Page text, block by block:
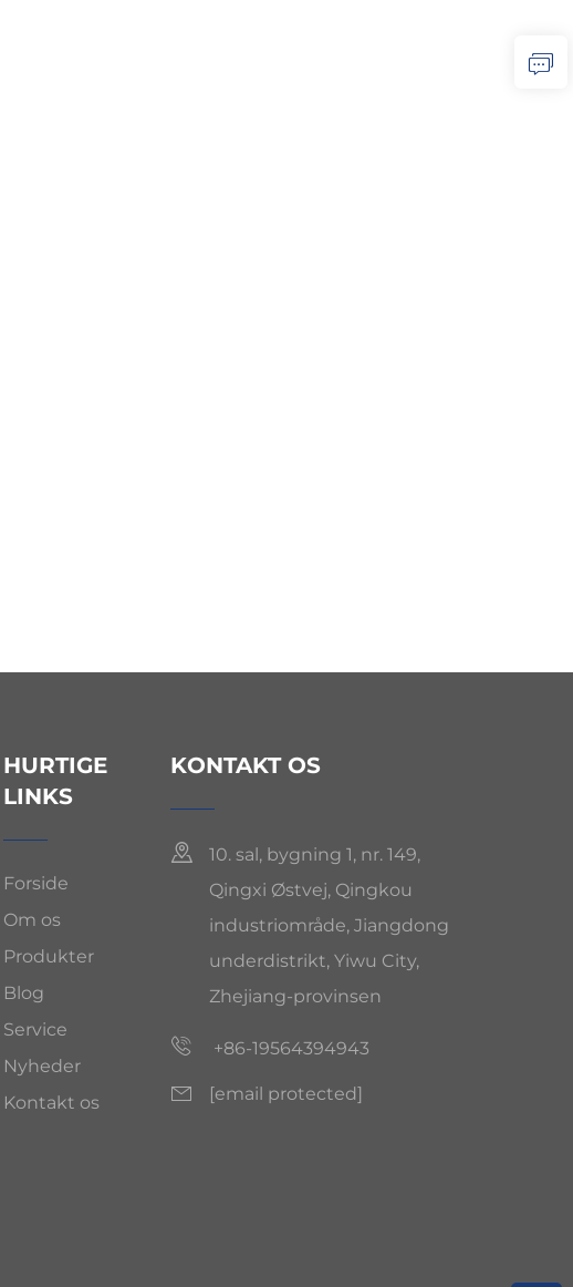
HURTIGE
LINKS
Forside
Om os
Produkter
Blog
Service
Nyheder
Kontakt os
KONTAKT OS
10. sal, bygning 1, nr. 149,
Qingxi Østvej, Qingkou
industriområde, Jiangdong
underdistrikt, Yiwu City,
Zhejiang-provinsen
+86-19564394943
[email protected]